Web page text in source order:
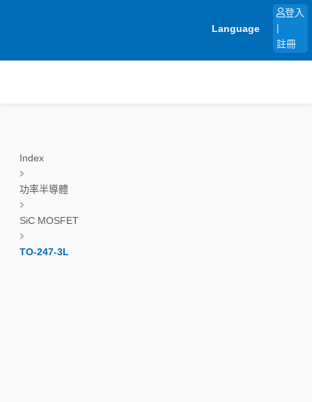
Language
登入
註冊
Index
功率半導體
SiC MOSFET
TO-247-3L